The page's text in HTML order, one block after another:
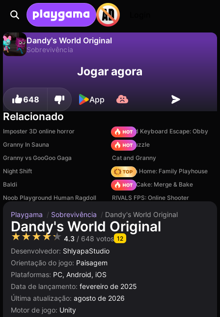
Dandy's World Original
Sobrevivência
Salve o progresso!Jogar agora
648 App
Relacionado
Imposter 3D online horror
+1 Speed Keyboard Escape: Obby
Granny In Sauna
Arrow Puzzle
Granny vs GooGoo Gaga
Cat and Granny
Night Shift
My Town Home: Family Playhouse
Baldi
Piece of Cake: Merge & Bake
Noob Playground Human Ragdoll
RIVALS FPS: Online Shooter
Playgama / Sobrevivência / Dandy's World Original
Dandy's World Original
★★★★★ 4.3 / 648 votos 12
Desenvolvedor: ShlyapaStudio
Orientação do jogo: Paisagem
Plataformas: PC, Android, iOS
Data de lançamento: fevereiro de 2025
Última atualização: agosto de 2026
Motor de jogo: Unity